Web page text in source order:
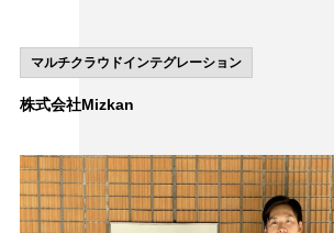
マルチクラウドインテグレーション
株式会社Mizkan